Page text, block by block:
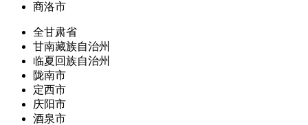
商洛市
全甘肃省
甘南藏族自治州
临夏回族自治州
陇南市
定西市
庆阳市
酒泉市